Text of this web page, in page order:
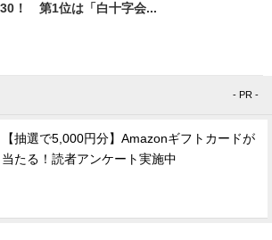
！ 第1位は「白十字会...
- PR -
【抽選で5,000円分】Amazonギフトカードが
当たる！読者アンケート実施中